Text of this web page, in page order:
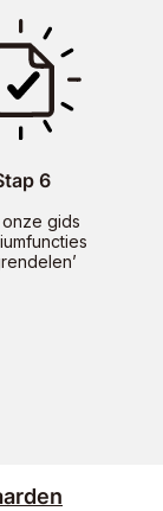
6
gids